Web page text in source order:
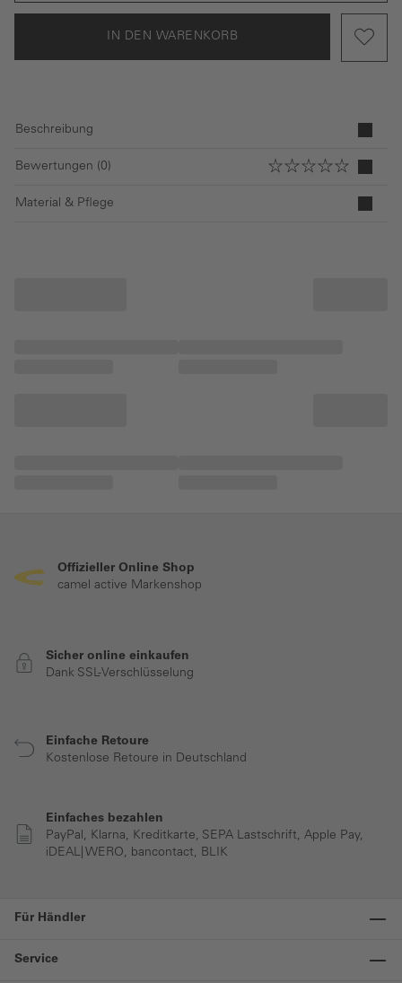
IN DEN WARENKORB
Beschreibung
Bewertungen (0)
Material & Pflege
Offizieller Online Shop
camel active Markenshop
Sicher online einkaufen
Dank SSL-Verschlüsselung
Einfache Retoure
Kostenlose Retoure in Deutschland
Einfaches bezahlen
PayPal, Klarna, Kreditkarte, SEPA Lastschrift, Apple Pay,
iDEAL| WERO, bancontact, BLIK
Für Händler
Service